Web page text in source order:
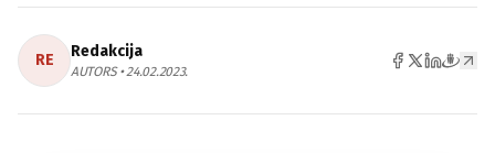
RE Redakcija
AUTORS • 24.02.2023.